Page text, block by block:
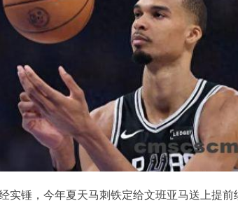
实锤，今年夏天马刺铁定给文班亚马送上提前